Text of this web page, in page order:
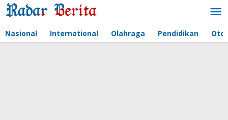
Lewati
ke
Nasional International Olahraga Pendidikan